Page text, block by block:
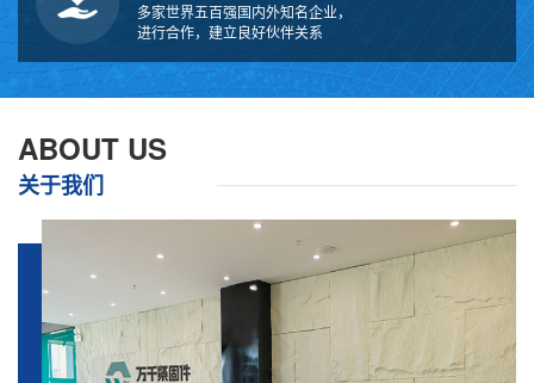
多家世界五百强国内外知名企业，
进行合作，建立良好伙伴关系
ABOUT US
关于我们